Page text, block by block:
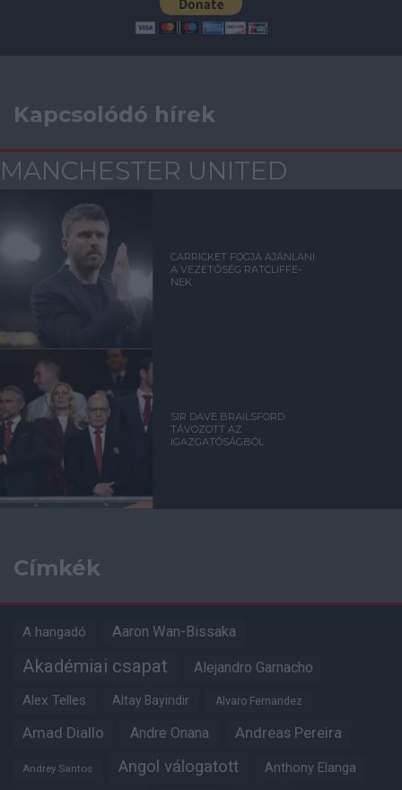
Kapcsolódó hírek
MANCHESTER UNITED
CARRICKET FOGJA AJÁNLANI
A VEZETŐSÉG RATCLIFFE-
NEK
SIR DAVE BRAILSFORD
TÁVOZOTT AZ
IGAZGATÓSÁGBÓL
Címkék
A hangadó Aaron Wan-Bissaka
Akadémiai csapat Alejandro Garnacho
Alex Telles Altay Bayindir Alvaro Fernandez
Amad Diallo Andre Onana Andreas Pereira
Andrey Santos Angol válogatott Anthony Elanga